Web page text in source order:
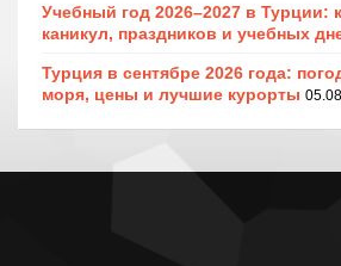
Учебный год 2026–2027 в Турции:
каникул, праздников и учебных
Турция в сентябре 2026 года:
моря, цены и лучшие курорты